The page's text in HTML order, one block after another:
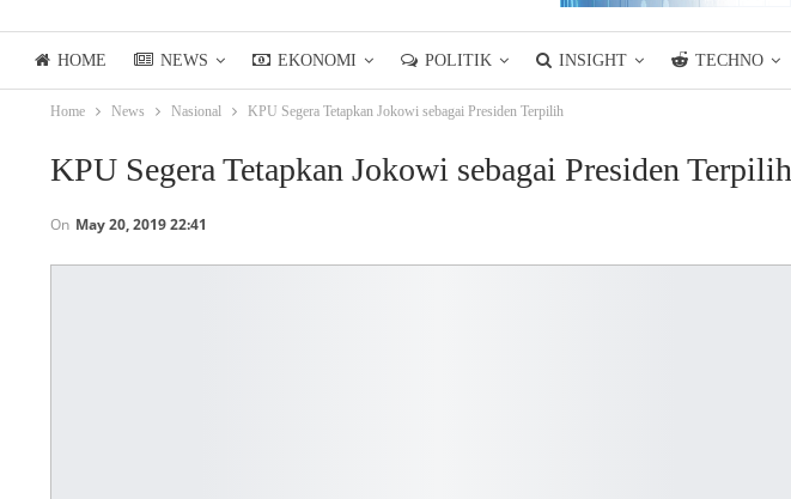
HOME NEWS EKONOMI POLITIK INSIGHT TECHNO
LIFESTYLE ASIANPOSTTV
Home News Nasional KPU Segera Tetapkan Jokowi sebagai Presiden Terpilih
KPU Segera Tetapkan Jokowi sebagai Presiden Terpilih
On May 20, 2019 22:41